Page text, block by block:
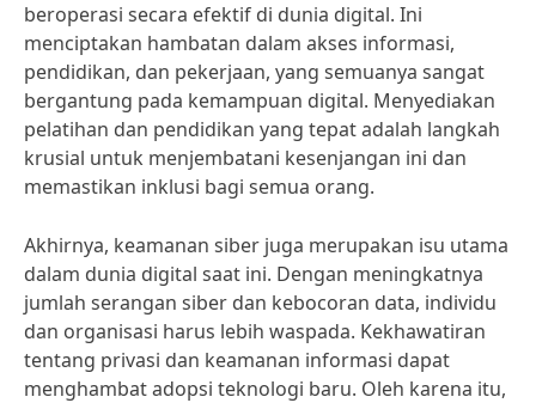
beroperasi secara efektif di dunia digital. Ini
menciptakan hambatan dalam akses informasi,
pendidikan, dan pekerjaan, yang semuanya sangat
bergantung pada kemampuan digital. Menyediakan
pelatihan dan pendidikan yang tepat adalah langkah
krusial untuk menjembatani kesenjangan ini dan
memastikan inklusi bagi semua orang.
Akhirnya, keamanan siber juga merupakan isu utama
dalam dunia digital saat ini. Dengan meningkatnya
jumlah serangan siber dan kebocoran data, individu
dan organisasi harus lebih waspada. Kekhawatiran
tentang privasi dan keamanan informasi dapat
menghambat adopsi teknologi baru. Oleh karena itu,